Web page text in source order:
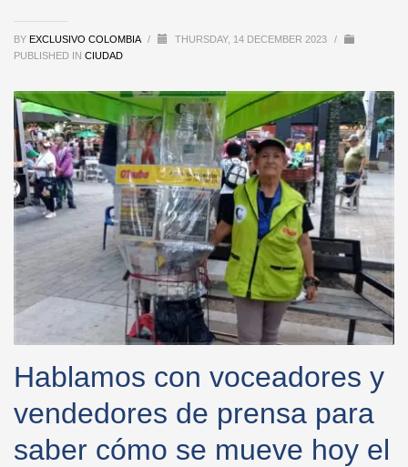
BY EXCLUSIVO COLOMBIA / THURSDAY, 14 DECEMBER 2023
/
PUBLISHED IN CIUDAD
Hablamos con voceadores y
vendedores de prensa para
saber cómo se mueve hoy el